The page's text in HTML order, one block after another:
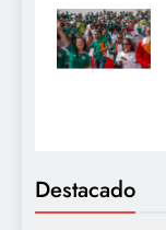
Destacado